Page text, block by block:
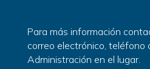
Para más información
correo electrónico, teléfono
Administración en el lugar.